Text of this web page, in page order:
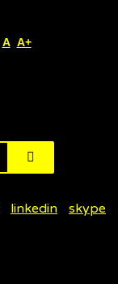
A A+
linkedin skype